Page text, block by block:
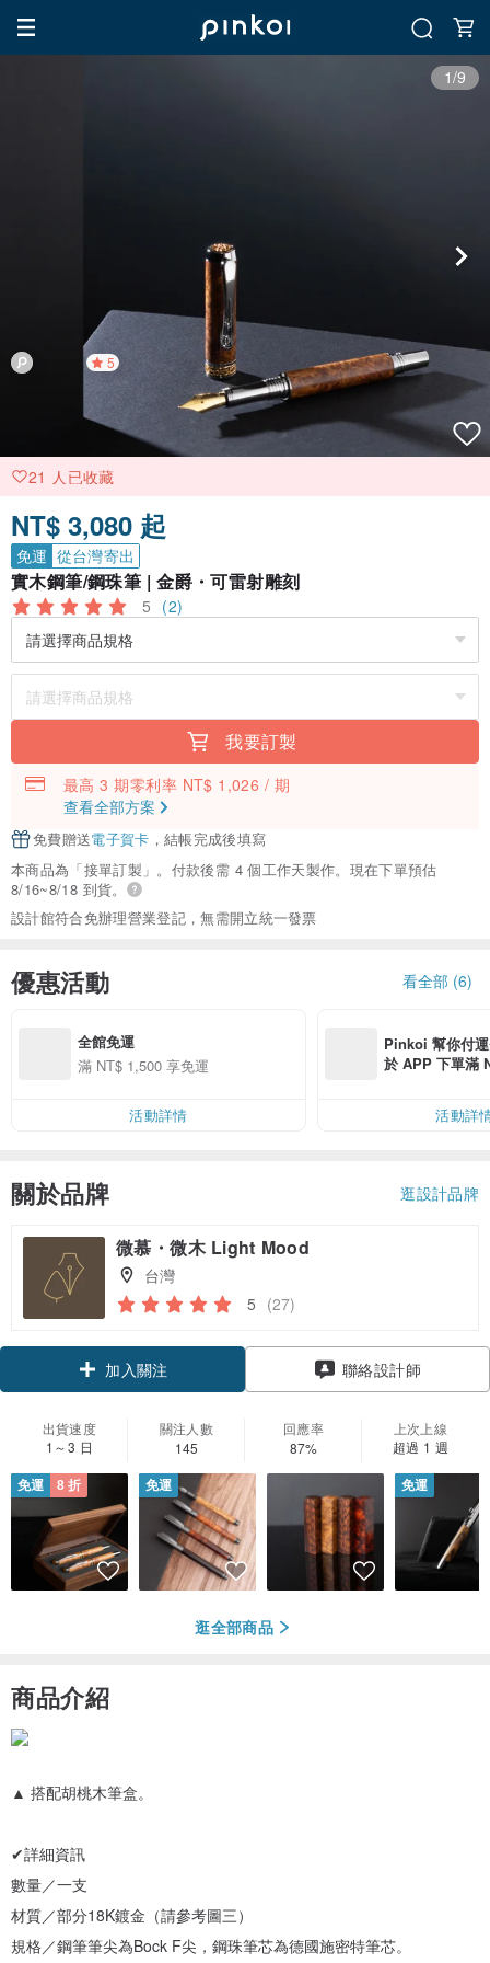
1/9
5
21 人已收藏
NT$ 3,080 起
免運 從台灣寄出
實木鋼筆/鋼珠筆 | 金爵・可雷射雕刻
5 (2)
我要訂製
最高 3 期零利率 NT$ 1,026 / 期
查看全部方案
免費贈送電子賀卡 ，結帳完成後填寫
本商品為「接單訂製」。付款後需 4 個工作天製作。現在下單預估
8/16~8/18 到貨。
設計館符合免辦理營業登記，無需開立統一發票
優惠活動 看全部 (6)
全館免運
滿 NT$ 1,500 享免運
活動詳情
Pinkoi 幫你付
於 APP 下單滿
活動詳
關於品牌 逛設計品牌
微慕・微木 Light Mood
台灣
5 (27)
加入關注 聯絡設計師
出貨速度
1～3 日
關注人數
145
回應率
87%
上次上線
超過 1 週
免運 8 折 免運 免運
逛全部商品
商品介紹
▲ 搭配胡桃木筆盒。
✔詳細資訊
數量／一支
材質／部分18K鍍金（請參考圖三）
規格／鋼筆筆尖為Bock F尖，鋼珠筆芯為德國施密特筆芯。